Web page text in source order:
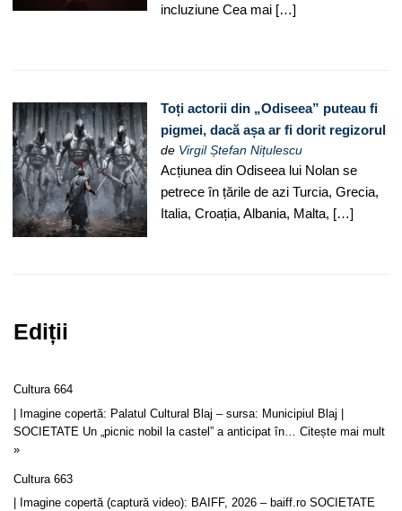
incluziune Cea mai […]
Toți actorii din „Odiseea” puteau fi
pigmei, dacă așa ar fi dorit regizorul
de Virgil Ștefan Nițulescu
Acțiunea din Odiseea lui Nolan se
petrece în țările de azi Turcia, Grecia,
Italia, Croația, Albania, Malta, […]
Ediții
Cultura 664
| Imagine copertă: Palatul Cultural Blaj – sursa: Municipiul Blaj |
SOCIETATE Un „picnic nobil la castel” a anticipat în… Citește mai mult
»
Cultura 663
| Imagine copertă (captură video): BAIFF, 2026 – baiff.ro SOCIETATE